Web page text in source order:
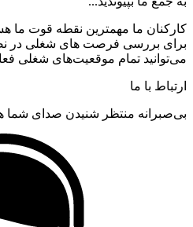
کارکنان ما مهمترین نقطه قوت ما
برای بررسی فرصت های شغلی در
می‌توانید تمام موقعیت‌های شغلی
ارتباط با ما
بی‌صبرانه منتظر شنیدن صدای شما